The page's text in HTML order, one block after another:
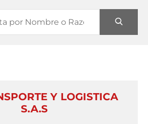
Y LOGISTICA
S.A.S